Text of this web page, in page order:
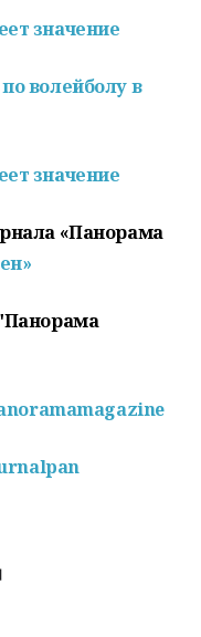
значение
волейболу в
значение
«Панорама